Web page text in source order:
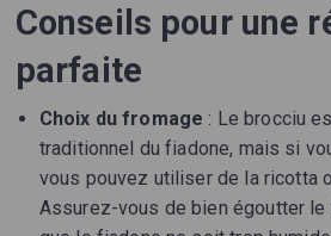
Conseils pour une
parfaite
Choix du fromage : Le brocciu
traditionnel du fiadone, mais si
vous pouvez utiliser de la ricotta
Assurez-vous de bien égoutter